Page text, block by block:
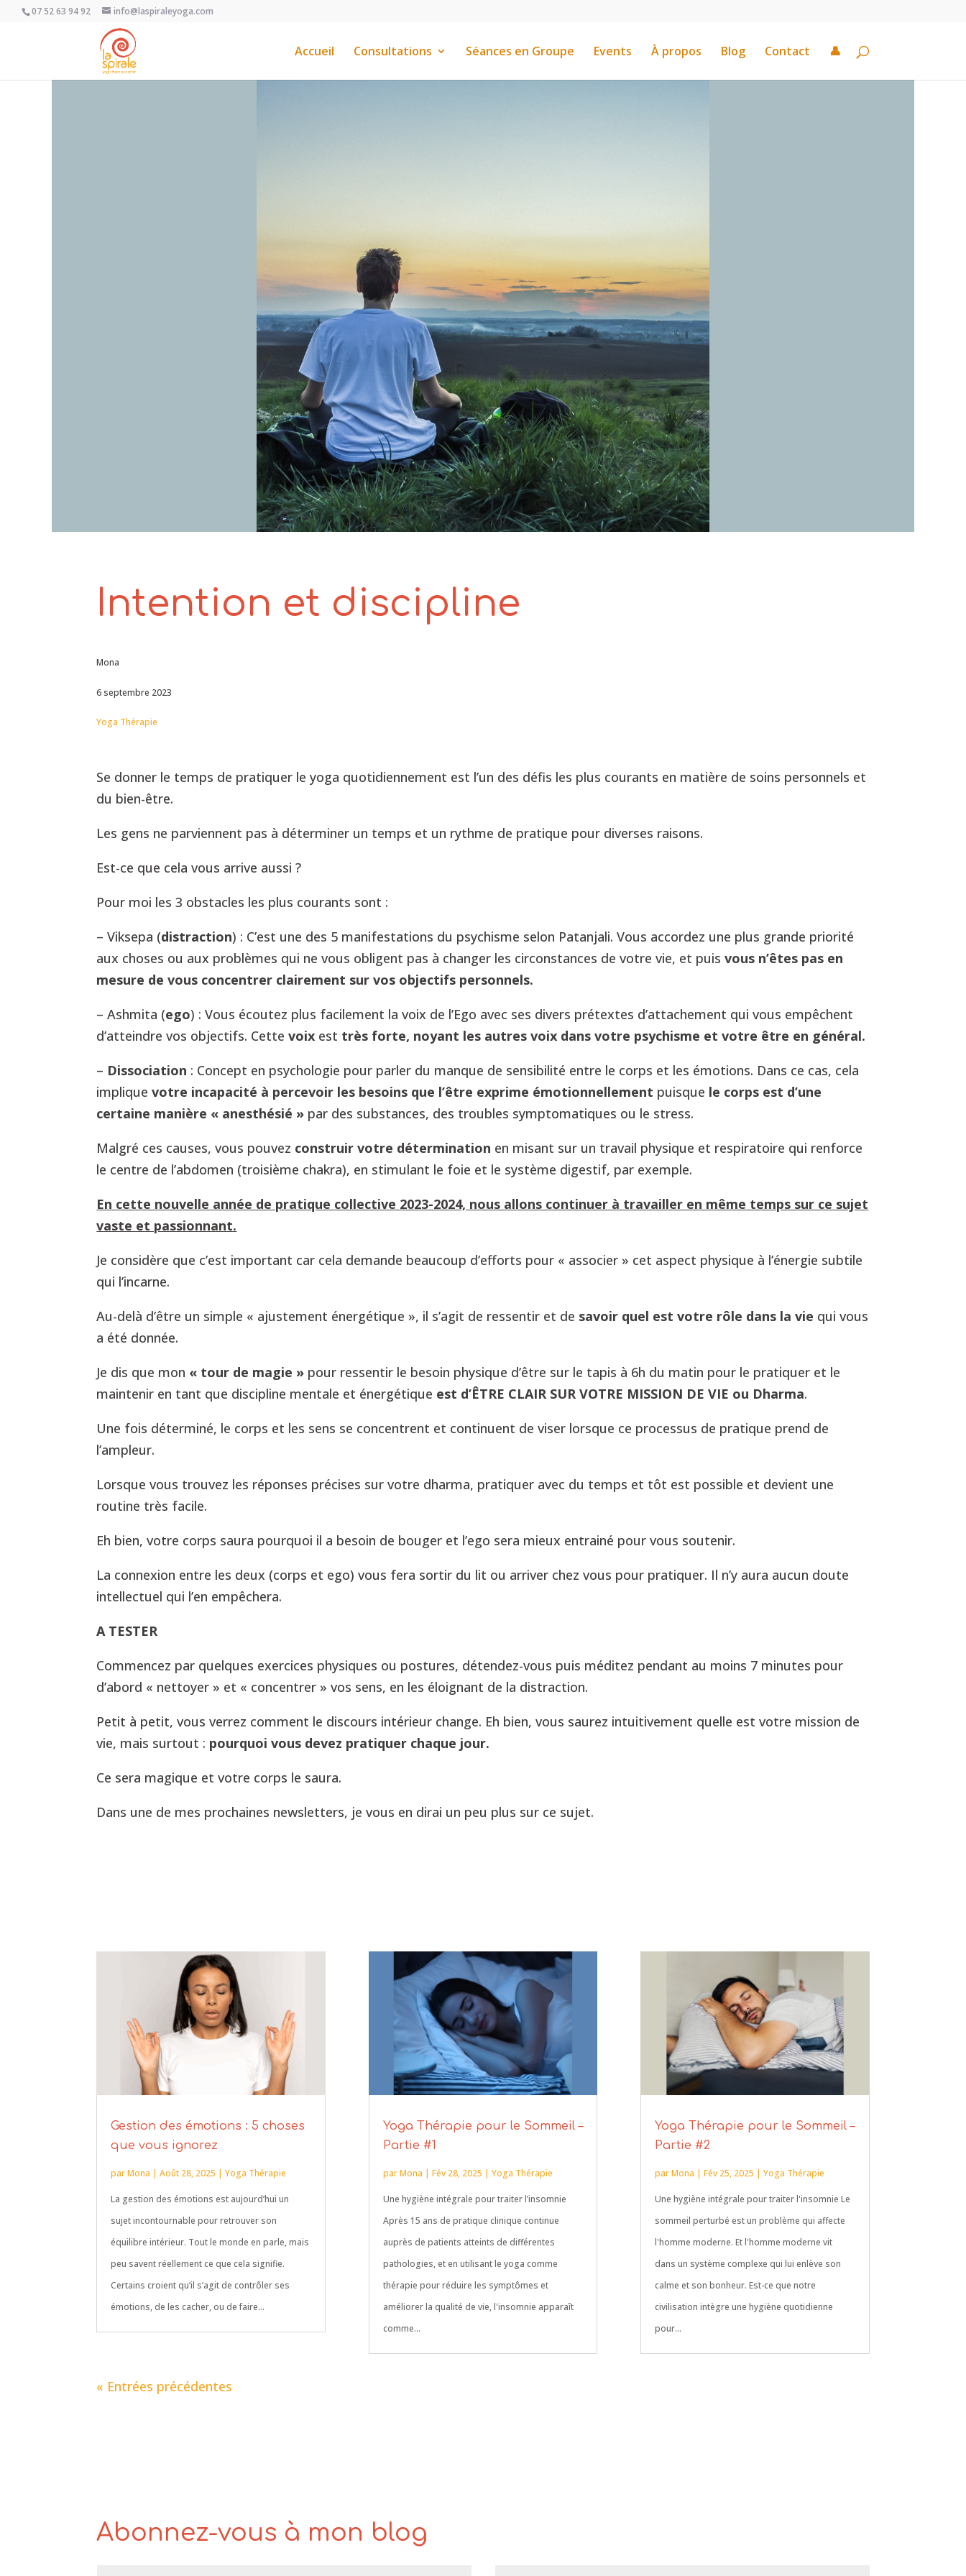
07 52 63 94 92 info@laspiraleyoga.com
Accueil Consultations Séances en Groupe Events À propos Blog Contact 👤
Intention et discipline
Mona
6 septembre 2023
Yoga Thérapie
Se donner le temps de pratiquer le yoga quotidiennement est l’un des défis les plus courants en matière de soins personnels et
du bien-être.
Les gens ne parviennent pas à déterminer un temps et un rythme de pratique pour diverses raisons.
Est-ce que cela vous arrive aussi ?
Pour moi les 3 obstacles les plus courants sont :
– Viksepa (distraction) : C’est une des 5 manifestations du psychisme selon Patanjali. Vous accordez une plus grande priorité
aux choses ou aux problèmes qui ne vous obligent pas à changer les circonstances de votre vie, et puisvous n’êtes pas en
mesure de vous concentrer clairement sur vos objectifs personnels.
– Ashmita (ego) : Vous écoutez plus facilement la voix de l’Ego avec ses divers prétextes d’attachement qui vous empêchent
d’atteindre vos objectifs. Cettevoix est très forte, noyant les autres voix dans votre psychisme et votre être en général.
– Dissociation : Concept en psychologie pour parler du manque de sensibilité entre le corps et les émotions. Dans ce cas, cela
impliquevotre incapacité à percevoir les besoins que l’être exprime émotionnellement puisque le corps est d’une
certaine manière « anesthésié » par des substances, des troubles symptomatiques ou le stress.
Malgré ces causes, vous pouvez construir votre détermination en misant sur un travail physique et respiratoire qui renforce
le centre de l’abdomen (troisième chakra), en stimulant le foie et le système digestif, par exemple.
En cette nouvelle année de pratique collective 2023-2024, nous allons continuer à travailler en même temps sur ce sujet
vaste et passionnant.
Je considère que c’est important car cela demande beaucoup d’efforts pour « associer » cet aspect physique à l’énergie subtile
qui l’incarne.
Au-delà d’être un simple « ajustement énergétique », il s’agit de ressentir et de savoir quel est votre rôle dans la vie qui vous
a été donnée.
Je dis que mon « tour de magie » pour ressentir le besoin physique d’être sur le tapis à 6h du matin pour le pratiquer et le
maintenir en tant que discipline mentale et énergétique est d’ÊTRE CLAIR SUR VOTRE MISSION DE VIE ou Dharma.
Une fois déterminé, le corps et les sens se concentrent et continuent de viser lorsque ce processus de pratique prend de
l’ampleur.
Lorsque vous trouvez les réponses précises sur votre dharma, pratiquer avec du temps et tôt est possible et devient une
routine très facile.
Eh bien, votre corps saura pourquoi il a besoin de bouger et l’ego sera mieux entrainé pour vous soutenir.
La connexion entre les deux (corps et ego) vous fera sortir du lit ou arriver chez vous pour pratiquer. Il n’y aura aucun doute
intellectuel qui l’en empêchera.
A TESTER
Commencez par quelques exercices physiques ou postures, détendez-vous puis méditez pendant au moins 7 minutes pour
d’abord « nettoyer » et « concentrer » vos sens, en les éloignant de la distraction.
Petit à petit, vous verrez comment le discours intérieur change. Eh bien, vous saurez intuitivement quelle est votre mission de
vie, mais surtout : pourquoi vous devez pratiquer chaque jour.
Ce sera magique et votre corps le saura.
Dans une de mes prochaines newsletters, je vous en dirai un peu plus sur ce sujet.
Gestion des émotions : 5 choses
que vous ignorez
parMona |Août 28, 2025 |Yoga Thérapie
La gestion des émotions est aujourd’hui un
sujet incontournable pour retrouver son
équilibre intérieur. Tout le monde en parle, mais
peu savent réellement ce que cela signifie.
Certains croient qu’il s’agit de contrôler ses
émotions, de les cacher, ou de faire...
Yoga Thérapie pour le Sommeil –
Partie #1
parMona | Fév 28, 2025 | Yoga Thérapie
Une hygiène intégrale pour traiter l’insomnie
Après 15 ans de pratique clinique continue
auprès de patients atteints de différentes
pathologies, et en utilisant le yoga comme
thérapie pour réduire les symptômes et
améliorer la qualité de vie, l'insomnie apparaît
comme...
Yoga Thérapie pour le Sommeil –
Partie #2
parMona | Fév 25, 2025 | Yoga Thérapie
Une hygiène intégrale pour traiter l'insomnie Le
sommeil perturbé est un problème qui affecte
l'homme moderne. Et l'homme moderne vit
dans un système complexe qui lui enlève son
calme et son bonheur. Est-ce que notre
civilisation intègre une hygiène quotidienne
pour...
« Entrées précédentes
Abonnez-vous à mon blog